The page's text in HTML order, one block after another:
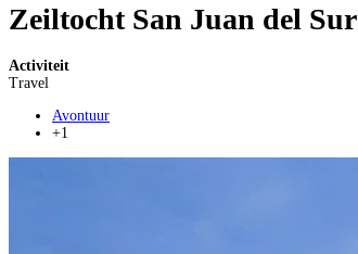
Zeiltocht San Juan del Sur
Activiteit
Travel
Avontuur
+1